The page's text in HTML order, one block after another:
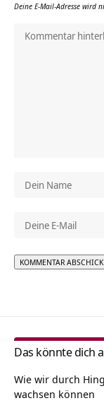
Deine E-Mail-Adresse wird
Das könnte dich
Wie wir durch
wachsen können